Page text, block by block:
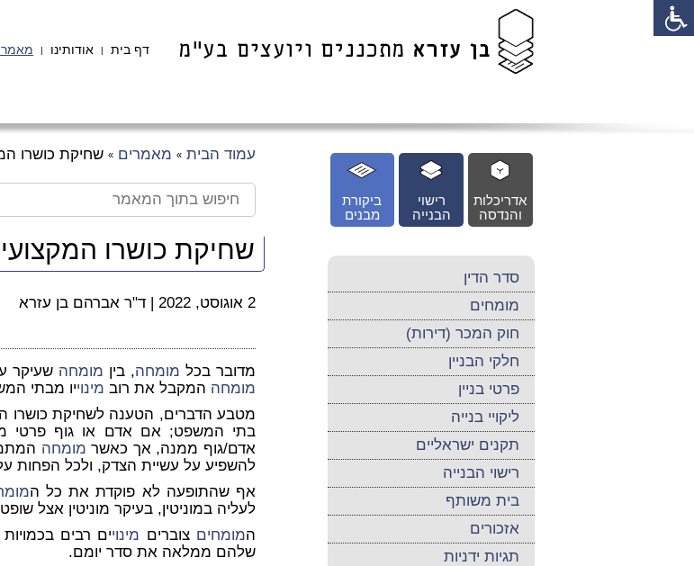
דף בית | אודותינו |
עמוד הבית » מאמרים » שחיקת כושרו
שחיקת כושרו
2 אוגוסט, 2022 | ד"ר אברהם בן עזרא
מדובר בכל מומחה, בין מומחה שעיקר
מומחה המקבל את רוב מינוייו מבתי
מטבע הדברים, הטענה לשחיקת כושרו
בתי המשפט; אם אדם או גוף פרטי
אדם/גוף ממנה, אך כאשר מומחה
להשפיע על עשיית הצדק, ולכל הפחות
אף שהתופעה לא פוקדת את כל ה
לעליה במוניטין, בעיקר מוניטין אצל
המומחים צוברים מינויים רבים
שלהם ממלאה את סדר יומם.
ביקורת
מבנים
רישוי
הבנייה
אדריכלות
והנדסה
סדר הדין
מומחים
חוק המכר (דירות)
חלקי הבניין
פרטי בניין
ליקויי בנייה
תקנים ישראליים
רישוי הבנייה
בית משותף
אזכורים
תגיות ידניות